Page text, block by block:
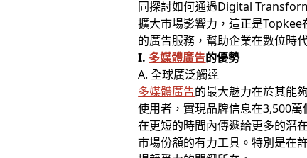
同探討如何通過Digital
擴大市場影響力，這正是
的廣告服務，幫助企業在數位時
I. 多媒體廣告的優勢
A. 全球廣泛觸達
多媒體廣告的最大魅力在於其能
使用者，實現品牌信息在3,500萬
在更短的時間內傳遞給更多的潛
市場份額的有力工具。特別是在